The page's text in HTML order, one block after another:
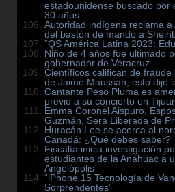
estadounidense buscado por
30 años.
Autoridad indígena reclama a
del bastón de mando a
“QS América Latina 2023:
Niño de 4 años fue ultimado
gobernador de Veracruz
Científicos califican de fraude
de Jaime Maussan; esto dijo
Cantante Peso Pluma es
previo a su concierto en
Emma Coronel Aispuro,
Guzmán, Será Liberada de
Huracán Lee se acerca al
Canadá: ¿Qué debes saber?
Fiscalía inicia investigación
estudiantes de la Anáhuac a
Angelópolis
“iPhone 15 Tecnología de
Sorprendentes”